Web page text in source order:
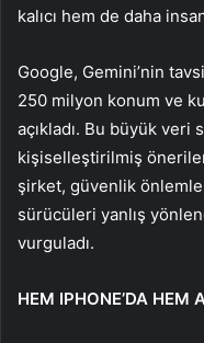
kalıcı hem de daha
Google, Gemini’nin
250 milyon konum ve
açıkladı. Bu büyük
kişiselleştirilmiş öneriler
şirket, güvenlik
sürücüleri yanlış
vurguladı.
HEM IPHONE’DA HEM